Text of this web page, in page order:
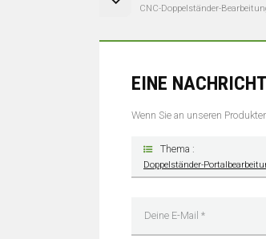
CNC-Doppelständer-
EINE
Wenn Sie an unseren
Thema :
Doppelständer-